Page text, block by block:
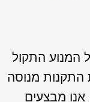
המנוע התקול
התקנות מנוסה
אנו מבצעים